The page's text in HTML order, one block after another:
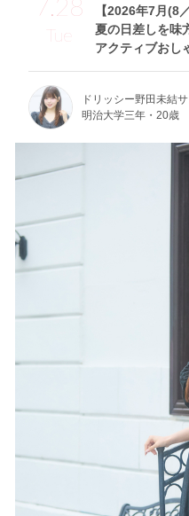
Tue
【2026年7月(8
夏の日差しを味
アクティブおし
ドリッシー野田未結
明治大学三年・20歳